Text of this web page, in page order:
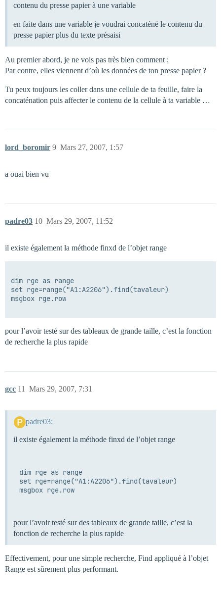
contenu du presse papier à une variable
en faite dans une variable je voudrai concaténé le contenu du
presse papier plus du texte présaisi
Au premier abord, je ne vois pas très bien comment ;
Par contre, elles viennent d’où les données de ton presse papier ?
Tu peux toujours les coller dans une cellule de ta feuille, faire la
concaténation puis affecter le contenu de la cellule à ta variable …
lord_boromir Mars 27, 2007, 1:57
9
a ouai bien vu
padre03 Mars 29, 2007, 11:52
10
il existe également la méthode finxd de l’objet range
dim rge as range
set rge=range("A1:A2206").find(tavaleur)
msgbox rge.row
pour l’avoir testé sur des tableaux de grande taille, c’est la fonction
de recherche la plus rapide
gcc Mars 29, 2007, 7:31
11
padre03:
il existe également la méthode finxd de l’objet range
dim rge as range
set rge=range("A1:A2206").find(tavaleur)
msgbox rge.row
pour l’avoir testé sur des tableaux de grande taille, c’est la
fonction de recherche la plus rapide
Effectivement, pour une simple recherche, Find appliqué à l’objet
Range est sûrement plus performant.